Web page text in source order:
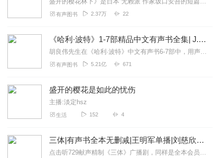
有声图书 2.37万 22
《哈利·波特》1-7部精品中文有声书全集| J.K.罗琳原著，光合积木演播
胡良伟先生在《哈利·波特》中文有声书6-7部中，用声音带领着大家继续魔法之旅。为保证作品的一致性，给大家带来完整的魔法体验，我们与版权方PottermoreP...
有声图书 5.21亿 671
盛开的樱花是如此的忧伤
主播:淡定hsz
生活 152 4
三体|有声书全本无删减|王明军单播|刘慈欣原著
点击听729献声精制《三体》广播剧，同样是全本会员免费畅听，快来感受声音大戏的魅力！【购买须知】1、本作品部分集数为免费试听。2、版权归原作者所有，严禁翻录成任...